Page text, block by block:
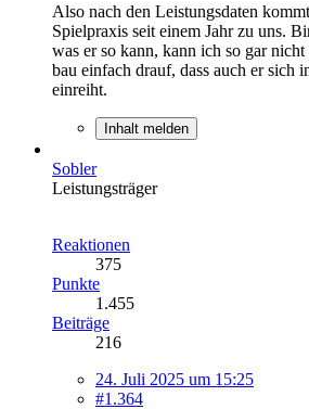
Also nach den Leistungsdaten
Spielpraxis seit einem Jahr zu uns.
was er so kann, kann ich so gar
bau einfach drauf, dass auch er sich
einreiht.
Inhalt melden
Sobler
Leistungsträger
Reaktionen
375
Punkte
1.455
Beiträge
216
24. Juli 2025 um 15:25
#1.364